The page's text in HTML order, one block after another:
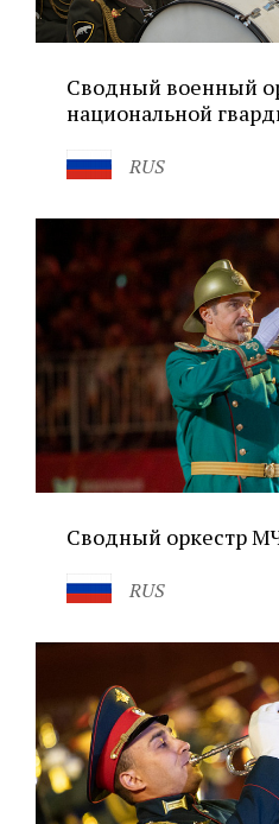
Сводный военный
национальной
RUS
Сводный оркестр
RUS